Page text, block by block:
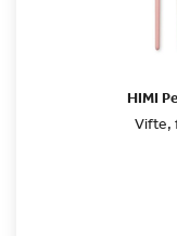
HIMI
Vifte,